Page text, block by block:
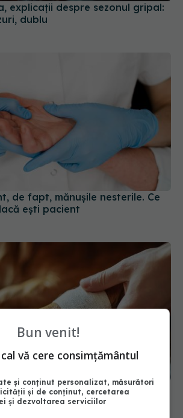
explicații despre sezonul gripal:
dublu
de fapt, mănușile nesterile. Ce
ești pacient
infectarea cu o nouă bacterie
pentru oameni crește
Bun venit!
vă cere consimțământul
și conținut personalizat, măsurători
și de conținut, cercetarea
și dezvoltarea serviciilor